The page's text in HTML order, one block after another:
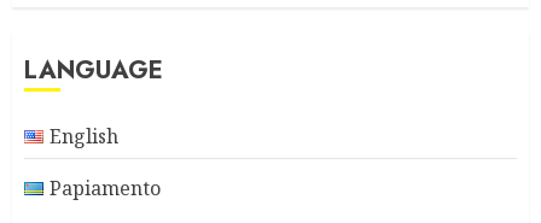
LANGUAGE
English
Papiamento